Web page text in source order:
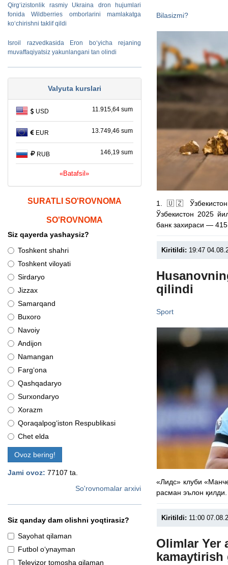
Qirg‘izistonlik rasmiy Ukraina dron hujumlari
fonida Wildberries omborlarini mamlakatga
ko‘chirishni taklif qildi
Isroil razvedkasida Eron bo‘yicha rejaning
muvaffaqiyatsiz yakunlangani tan olindi
Valyuta kurslari
USD 11.915,64 sum
EUR 13.749,46 sum
RUB 146,19 sum
«Batafsil»
SURATLI SO'ROVNOMA
SO'ROVNOMA
Siz qayerda yashaysiz?
Toshkent shahri
Toshkent viloyati
Sirdaryo
Jizzax
Samarqand
Buxoro
Navoiy
Andijon
Namangan
Farg‘ona
Qashqadaryo
Surxondaryo
Xorazm
Qoraqalpog‘iston Respublikasi
Chet elda
Ovoz bering!
Jami ovoz: 77107 ta.
So'rovnomalar arxivi
Siz qanday dam olishni yoqtirasiz?
Sayohat qilaman
Futbol o‘ynayman
Televizor tomosha qilaman
Bilasizmi?
1. 🇺🇿 Ўзбекистон
Ўзбекистон 2025
банк захираси —
Kiritildi: 19:47
qilindi
Sport
«Лидс» клуби
расман эълон қилди.
Kiritildi: 11:00
Olimlar Yer
kamaytirish